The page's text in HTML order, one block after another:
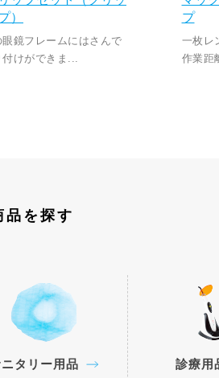
）
眼鏡フレームにはさんで
けができま...
プ
一枚レ
作業距
品を探す
タリー用品 診療用